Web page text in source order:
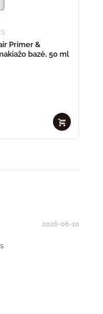
Primer &
bazė, 50 ml
2026-06-10